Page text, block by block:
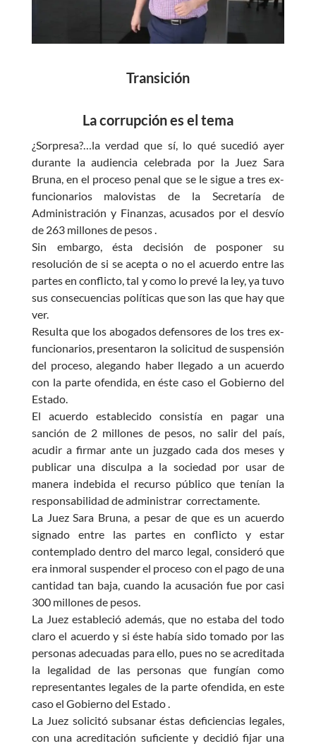
Transición
La corrupción es el tema
¿Sorpresa?…la verdad que sí, lo qué sucedió ayer
durante la audiencia celebrada por la Juez Sara
Bruna, en el proceso penal que se le sigue a tres ex-
funcionarios malovistas de la Secretaría de
Administración y Finanzas, acusados por el desvío
de 263 millones de pesos .
Sin embargo, ésta decisión de posponer su
resolución de si se acepta o no el acuerdo entre las
partes en conflicto, tal y como lo prevé la ley, ya tuvo
sus consecuencias políticas que son las que hay que
ver.
Resulta que los abogados defensores de los tres ex-
funcionarios, presentaron la solicitud de suspensión
del proceso, alegando haber llegado a un acuerdo
con la parte ofendida, en éste caso el Gobierno del
Estado.
El acuerdo establecido consistía en pagar una
sanción de 2 millones de pesos, no salir del país,
acudir a firmar ante un juzgado cada dos meses y
publicar una disculpa a la sociedad por usar de
manera indebida el recurso público que tenían la
responsabilidad de administrar correctamente.
La Juez Sara Bruna, a pesar de que es un acuerdo
signado entre las partes en conflicto y estar
contemplado dentro del marco legal, consideró que
era inmoral suspender el proceso con el pago de una
cantidad tan baja, cuando la acusación fue por casi
300 millones de pesos.
La Juez estableció además, que no estaba del todo
claro el acuerdo y si éste había sido tomado por las
personas adecuadas para ello, pues no se acreditada
la legalidad de las personas que fungían como
representantes legales de la parte ofendida, en este
caso el Gobierno del Estado .
La Juez solicitó subsanar éstas deficiencias legales,
con una acreditación suficiente y decidió fijar una